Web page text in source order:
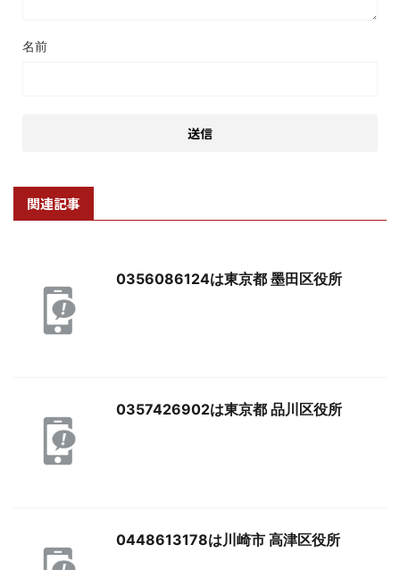
名前
関連記事
0356086124は東京都 墨田区役所
0357426902は東京都 品川区役所
0448613178は川崎市 高津区役所